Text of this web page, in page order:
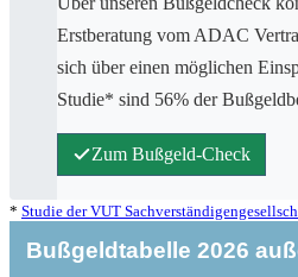
Erstberatung vom ADAC
sich über einen möglichen
Studie* sind 56% der
Zum Bußgeld-Check
* Studie der VUT
Bußgeldtabelle 2026